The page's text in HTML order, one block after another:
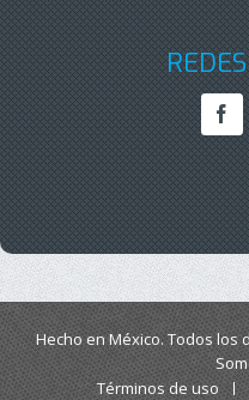
Hecho en México. Todos los
Términos de uso